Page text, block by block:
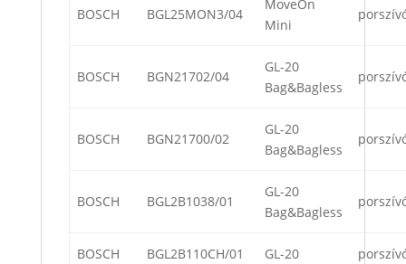
BOSCH BGL25MON3/04
MoveOn
Mini
BOSCH BGN21702/04
GL-20
Bag&Bagless
BOSCH BGN21700/02
GL-20
Bag&Bagless
BOSCH BGL2B1038/01
GL-20
Bag&Bagless
BOSCH BGL2B110CH/01 GL-20